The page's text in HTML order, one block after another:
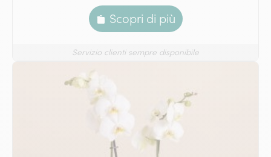
Scopri di più
Servizio clienti sempre disponibile